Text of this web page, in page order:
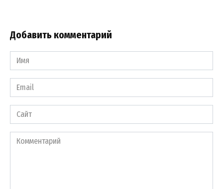
Добавить комментарий
Имя
*
Email
*
Сайт
Комментарий